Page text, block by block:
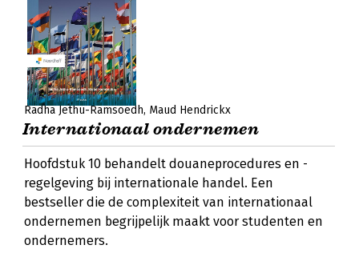
Radha Jethu-Ramsoedh Maud Hendrickx
Internationaal ondernemen
Hoofdstuk 10 behandelt douaneprocedures en -
regelgeving bij internationale handel. Een
bestseller die de complexiteit van internationaal
ondernemen begrijpelijk maakt voor studenten en
ondernemers.